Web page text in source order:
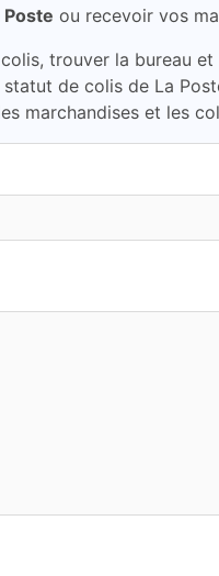
Poste ou recevoir vos
trouver la bureau
de colis de La
marchandises et les